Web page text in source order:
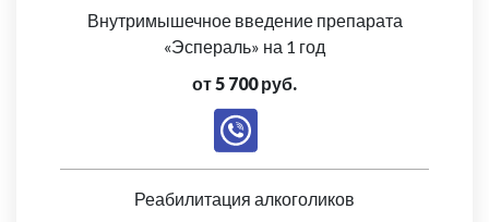
Внутримышечное введение препарата
«Эспераль» на 1 год
от 5 700 руб.
Реабилитация алкоголиков